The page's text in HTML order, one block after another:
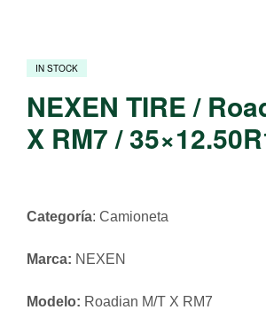
IN STOCK
NEXEN TIRE /
X RM7 /
Categoría: Camioneta
Marca: NEXEN
Modelo: Roadian M/T X RM7